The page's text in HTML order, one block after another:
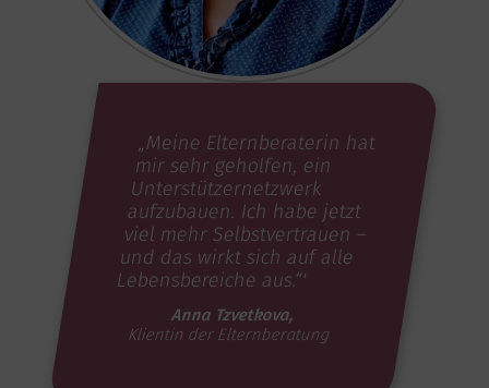
„Meine Elternberaterin hat
mir sehr geholfen, ein
Unterstützernetzwerk
aufzubauen. Ich habe jetzt
viel mehr Selbstvertrauen –
und das wirkt sich auf alle
Lebensbereiche aus.“'
Anna Tzvetkova,
Klientin der Elternberatung